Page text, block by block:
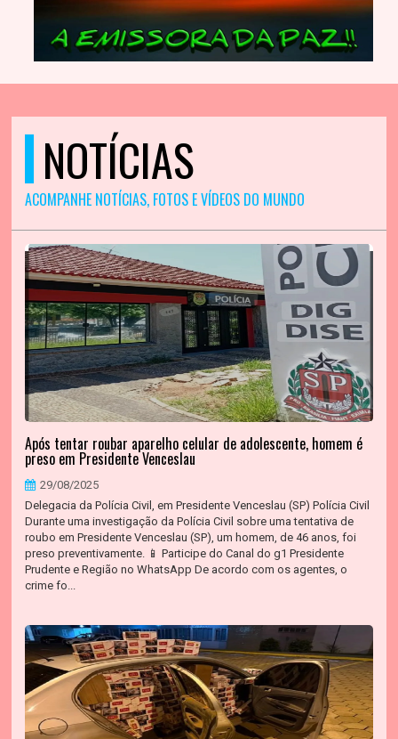
NOTÍCIAS
ACOMPANHE NOTÍCIAS, FOTOS E VÍDEOS DO MUNDO
Após tentar roubar aparelho celular de adolescente, homem é
preso em Presidente Venceslau
29/08/2025
Delegacia da Polícia Civil, em Presidente Venceslau (SP) Polícia Civil
Durante uma investigação da Polícia Civil sobre uma tentativa de
roubo em Presidente Venceslau (SP), um homem, de 46 anos, foi
preso preventivamente. 📱 Participe do Canal do g1 Presidente
Prudente e Região no WhatsApp De acordo com os agentes, o
crime fo...